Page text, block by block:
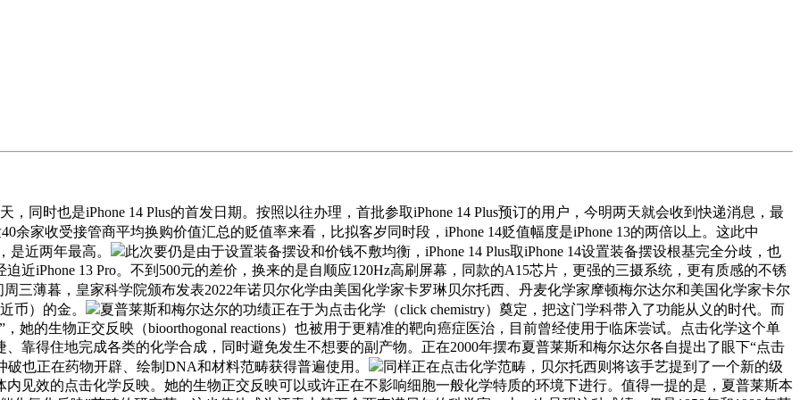
时也是iPhone 14 Plus的首发日期。按照以往办理，首批参取iPhone 14 Plus预订的用户，今明两天就会收到快递消息，最
余家收受接管商平均换购价值汇总的贬值率来看，比拟客岁同时段，iPhone 14贬值幅度是iPhone 13的两倍以上。这此中
是近两年最高。
此次要仍是由于设置装备摆设和价钱不敷均衡，iPhone 14 Plus取iPhone 14设置装备摆设根基完全分歧，也
近iPhone 13 Pro。不到500元的差价，换来的是自顺应120Hz高刷屏幕，同款的A15芯片，更强的三摄系统，更有质感的不锈
三薄暮，皇家科学院颁布发表2022年诺贝尔化学由美国化学家卡罗琳贝尔托西、丹麦化学家摩顿梅尔达尔和美国化学家卡尔
币）的金。
夏普莱斯和梅尔达尔的功绩正在于为点击化学（click chemistry）奠定，把这门学科带入了功能从义的时代。而
她的生物正交反映（bioorthogonal reactions）也被用于更精准的靶向癌症医治，目前曾经使用于临床尝试。点击化学这个单
靠得住地完成各类的化学合成，同时避免发生不想要的副产物。正在2000年摆布夏普莱斯和梅尔达尔各自提出了眼下“点击
也正在药物开辟、绘制DNA和材料范畴获得普遍使用。
同样正在点击化学范畴，贝尔托西则将该手艺提到了一个新的级
见效的点击化学反映。她的生物正交反映可以或许正在不影响细胞一般化学特质的环境下进行。值得一提的是，夏普莱斯本